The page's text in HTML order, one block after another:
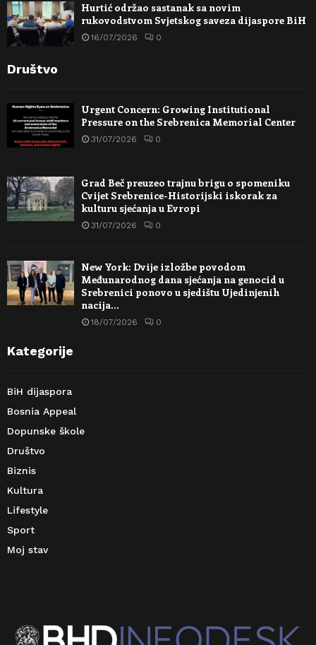
Hurtić održao sastanak sa novim
rukovodstvom Svjetskog saveza dijaspore BiH
16/07/2026 0
Društvo
Urgent Concern: Growing Institutional
Pressure on the Srebrenica Memorial Center
31/07/2026 0
Grad Beč preuzeo trajnu brigu o spomeniku
Cvijet Srebrenice-Historijski iskorak za
kulturu sjećanja u Evropi
31/07/2026 0
New York: Dvije izložbe povodom
Međunarodnog dana sjećanja na genocid u
Srebrenici ponovo u sjedištu Ujedinjenih
nacija…
18/07/2026 0
Kategorije
BiH dijaspora
Bosnia Appeal
Dopunske škole
Društvo
Biznis
Kultura
Lifestyle
Sport
Moj stav